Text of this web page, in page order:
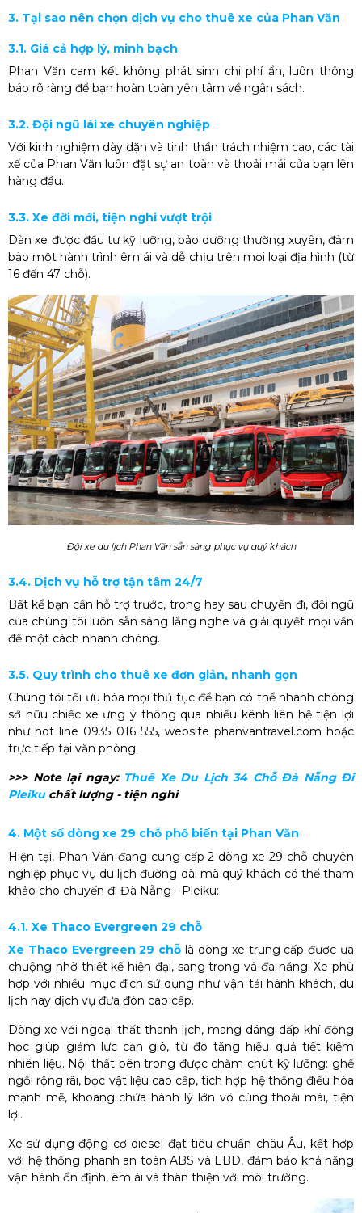
3. Tại sao nên chọn dịch vụ cho thuê xe của Phan Văn
3.1. Giá cả hợp lý, minh bạch
Phan Văn cam kết không phát sinh chi phí ẩn, luôn thông
báo rõ ràng để bạn hoàn toàn yên tâm về ngân sách.
3.2. Đội ngũ lái xe chuyên nghiệp
Với kinh nghiệm dày dặn và tinh thần trách nhiệm cao, các tài
xế của Phan Văn luôn đặt sự an toàn và thoải mái của bạn lên
hàng đầu.
3.3. Xe đời mới, tiện nghi vượt trội
Dàn xe được đầu tư kỹ lưỡng, bảo dưỡng thường xuyên, đảm
bảo một hành trình êm ái và dễ chịu trên mọi loại địa hình (từ
16 đến 47 chỗ).
Đội xe du lịch Phan Văn sẵn sàng phục vụ quý khách
3.4. Dịch vụ hỗ trợ tận tâm 24/7
Bất kể bạn cần hỗ trợ trước, trong hay sau chuyến đi, đội ngũ
của chúng tôi luôn sẵn sàng lắng nghe và giải quyết mọi vấn
đề một cách nhanh chóng.
3.5. Quy trình cho thuê xe đơn giản, nhanh gọn
Chúng tôi tối ưu hóa mọi thủ tục để bạn có thể nhanh chóng
sở hữu chiếc xe ưng ý thông qua nhiều kênh liên hệ tiện lợi
như hot line 0935 016 555, website phanvantravel.com hoặc
trực tiếp tại văn phòng.
>>> Note lại ngay: Thuê Xe Du Lịch 34 Chỗ Đà Nẵng Đi
Pleikuchất lượng - tiện nghi
4. Một số dòng xe 29 chỗ phổ biến tại Phan Văn
Hiện tại, Phan Văn đang cung cấp 2 dòng xe 29 chỗ chuyên
nghiệp phục vụ du lịch đường dài mà quý khách có thể tham
khảo cho chuyến đi Đà Nẵng - Pleiku:
4.1. Xe Thaco Evergreen 29 chỗ
Xe Thaco Evergreen 29 chỗ là dòng xe trung cấp được ưa
chuộng nhờ thiết kế hiện đại, sang trọng và đa năng. Xe phù
hợp với nhiều mục đích sử dụng như vận tải hành khách, du
lịch hay dịch vụ đưa đón cao cấp.
Dòng xe với ngoại thất thanh lịch, mang dáng dấp khí động
học giúp giảm lực cản gió, từ đó tăng hiệu quả tiết kiệm
nhiên liệu. Nội thất bên trong được chăm chút kỹ lưỡng: ghế
ngồi rộng rãi, bọc vật liệu cao cấp, tích hợp hệ thống điều hòa
mạnh mẽ, khoang chứa hành lý lớn vô cùng thoải mái, tiện
lợi.
Xe sử dụng động cơ diesel đạt tiêu chuẩn châu Âu, kết hợp
với hệ thống phanh an toàn ABS và EBD, đảm bảo khả năng
vận hành ổn định, êm ái và thân thiện với môi trường.